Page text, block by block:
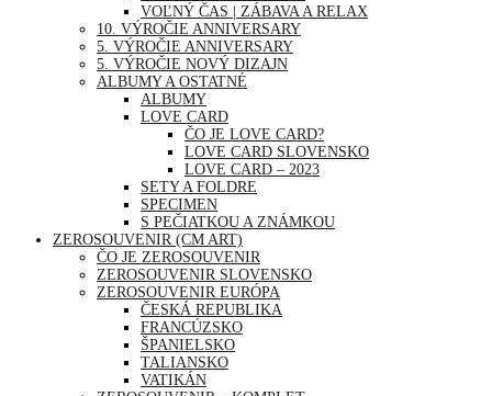
VOĽNÝ ČAS | ZÁBAVA A RELAX
10. VÝROČIE ANNIVERSARY
5. VÝROČIE ANNIVERSARY
5. VÝROČIE NOVÝ DIZAJN
ALBUMY A OSTATNÉ
ALBUMY
LOVE CARD
ČO JE LOVE CARD?
LOVE CARD SLOVENSKO
LOVE CARD – 2023
SETY A FOLDRE
SPECIMEN
S PEČIATKOU A ZNÁMKOU
ZEROSOUVENIR (CM ART)
ČO JE ZEROSOUVENIR
ZEROSOUVENIR SLOVENSKO
ZEROSOUVENIR EURÓPA
ČESKÁ REPUBLIKA
FRANCÚZSKO
ŠPANIELSKO
TALIANSKO
VATIKÁN